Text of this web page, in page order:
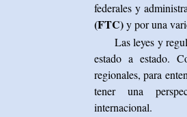
federales y
(FTC)y por una
Las leyes y
estado a estado.
regionales, para
tener una
internacional.